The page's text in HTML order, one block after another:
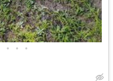
• • •